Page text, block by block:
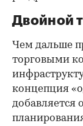
Двойной
Чем дальше
торговыми
концепция
добавляется